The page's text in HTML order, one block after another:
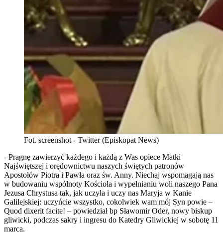
Fot. screenshot - Twitter (Episkopat News)
- Pragnę zawierzyć każdego i każdą z Was opiece Matki
Najświętszej i orędownictwu naszych świętych patronów
Apostołów Piotra i Pawła oraz św. Anny. Niechaj wspomagają nas
w budowaniu wspólnoty Kościoła i wypełnianiu woli naszego Pana
Jezusa Chrystusa tak, jak uczyła i uczy nas Maryja w Kanie
Galilejskiej: uczyńcie wszystko, cokolwiek wam mój Syn powie –
Quod dixerit facite! – powiedział bp Sławomir Oder, nowy biskup
gliwicki, podczas sakry i ingresu do Katedry Gliwickiej w sobotę 11
marca.